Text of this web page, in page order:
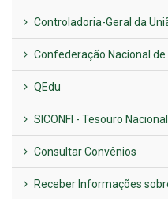
Controladoria-Geral da
Confederação Nacional de
QEdu
SICONFI - Tesouro Nacional
Consultar Convênios
Receber Informações